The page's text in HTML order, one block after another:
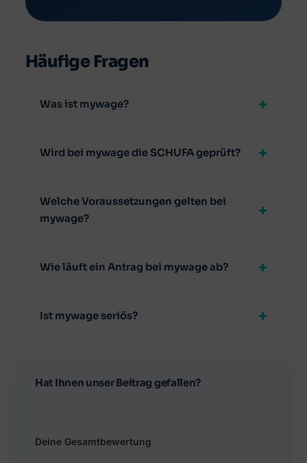
Häufige Fragen
Was ist mywage?
Wird bei mywage die SCHUFA geprüft?
Welche Voraussetzungen gelten bei
mywage?
Wie läuft ein Antrag bei mywage ab?
Ist mywage seriös?
Hat Ihnen unser Beitrag gefallen?
Deine Gesamtbewertung